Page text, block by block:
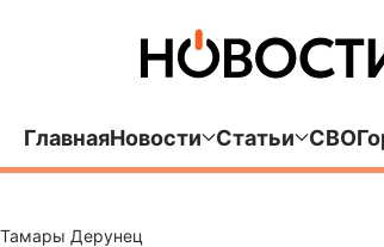
ГлавнаяНовости Статьи СВО
Тамары Дерунец